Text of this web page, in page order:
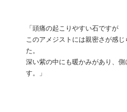
「頭痛の起こりやすい石ですが
このアメジストには親密さが感
た。
深い紫の中にも暖かみがあり、
す。」